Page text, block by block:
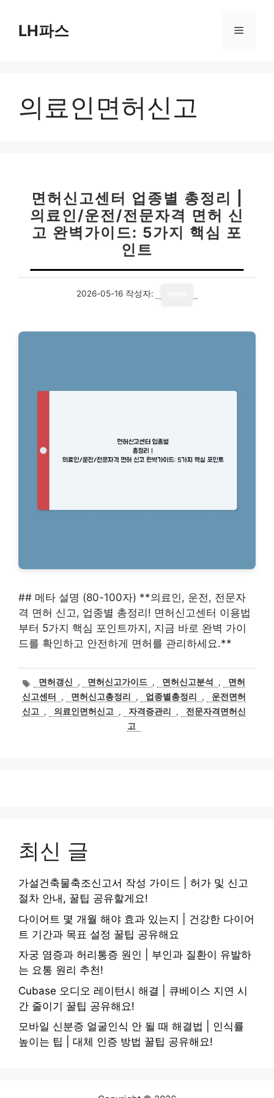
LH파스 메
의료인면허신고
면허신고센터 업종별 총정리 |
의료인/운전/전문자격 면허 신
고 완벽가이드: 5가지 핵심 포
인트
2026-05-16 작성자:
## 메타 설명 (80-100자) **의료인, 운전, 전문자
격 면허 신고, 업종별 총정리! 면허신고센터 이용법
부터 5가지 핵심 포인트까지, 지금 바로 완벽 가이
드를 확인하고 안전하게 면허를 관리하세요.**
태
그
면허갱신 , 면허신고가이드 , 면허신고분석 ,
면허
신고센터
, 면허신고총정리 , 업종별총정리 ,
운전면허
신고
, 의료인면허신고 , 자격증관리 ,
전문자격면허신
고
최신 글
가설건축물축조신고서 작성 가이드 | 허가 및 신고
절차 안내, 꿀팁 공유할게요!
다이어트 몇 개월 해야 효과 있는지 | 건강한 다이어
트 기간과 목표 설정 꿀팁 공유해요
자궁 염증과 허리통증 원인 | 부인과 질환이 유발하
는 요통 원리 추천!
Cubase 오디오 레이턴시 해결 | 큐베이스 지연 시
간 줄이기 꿀팁 공유해요!
모바일 신분증 얼굴인식 안 될 때 해결법 | 인식률
높이는 팁 | 대체 인증 방법 꿀팁 공유해요!